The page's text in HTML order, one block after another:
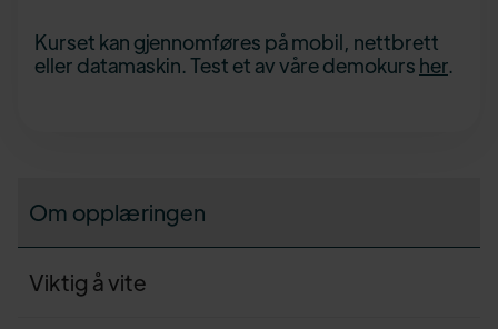
Kurset kan gjennomføres på mobil, nettbrett
eller datamaskin. Test et av våre demokurs her.
Om opplæringen
Viktig å vite